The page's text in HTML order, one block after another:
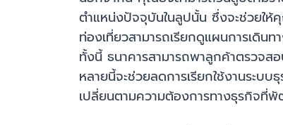
ตำแหน่งปัจจุบันในลูปนั้น ซึ่งจะช่วยให้
ท่องเที่ยวสามารถเรียกดูแผนการเดิน
ทั้งนี้ ธนาคารสามารถพาลูกค้าตรวจส
หลายนี้จะช่วยลดการเรียกใช้งานระ
เปลี่ยนตามความต้องการทางธุรกิจที่